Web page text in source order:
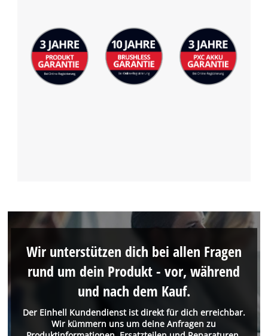
Der Einhell Kundendienst ist direkt für dich erreichbar.
Wir kümmern uns um deine Anfragen zu
Wir unterstützen dich bei allen Fragen
rund um dein Produkt - vor, während
und nach dem Kauf.